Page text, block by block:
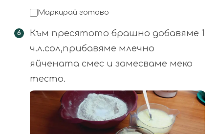
Маркирай готово
Към пресятото брашно добавяме 1
ч.л.сол,прибавяме млечно
яйчената смес и замесваме меко
тесто.